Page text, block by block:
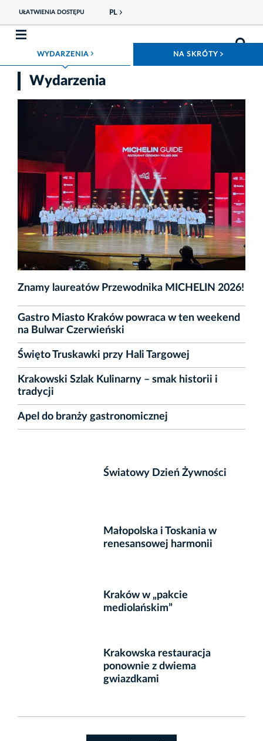
UŁATWIENIA DOSTĘPU PL
WYDARZENIAROZWIŃ MENU NA SKRÓTY
Wydarzenia
Znamy laureatów Przewodnika MICHELIN 2026!
Gastro Miasto Kraków powraca w ten weekend
na Bulwar Czerwieński
Święto Truskawki przy Hali Targowej
Krakowski Szlak Kulinarny – smak historii i
tradycji
Apel do branży gastronomicznej
Światowy Dzień Żywności
Małopolska i Toskania w
renesansowej harmonii
Kraków w „pakcie
mediolańskim”
Krakowska restauracja
ponownie z dwiema
gwiazdkami